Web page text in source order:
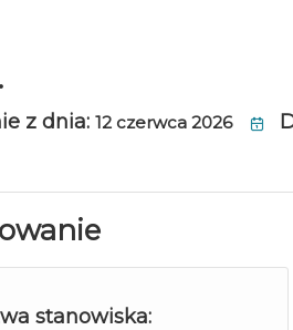
z dnia: 12 czerwca 2026
stanowiska: